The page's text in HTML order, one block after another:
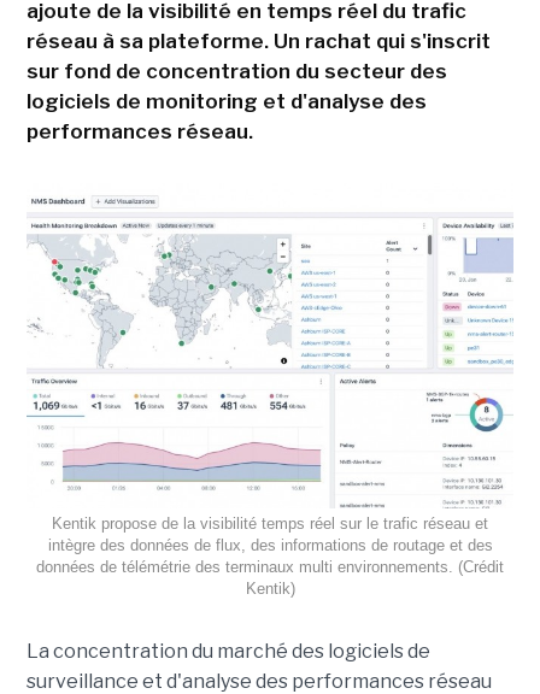
ajoute de la visibilité en temps réel du trafic
réseau à sa plateforme. Un rachat qui s'inscrit
sur fond de concentration du secteur des
logiciels de monitoring et d'analyse des
performances réseau.
Kentik propose de la visibilité temps réel sur le trafic réseau et
intègre des données de flux, des informations de routage et des
données de télémétrie des terminaux multi environnements. (Crédit
Kentik)
La concentration du marché des logiciels de
surveillance et d'analyse des performances réseau